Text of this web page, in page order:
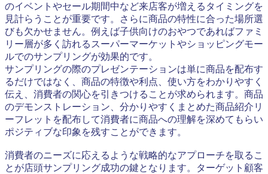
のイベントやセール期間中など来店客が増えるタイミングを
見計らうことが重要です。さらに商品の特性に合った場所選
びも欠かせません。例えば子供向けのおやつであればファミ
リー層が多く訪れるスーパーマーケットやショッピングモー
ルでのサンプリングが効果的です。
サンプリングの際のプレゼンテーションは単に商品を配布す
るだけではなく、商品の特徴や利点、使い方をわかりやすく
伝え、消費者の関心を引きつけることが求められます。商品
のデモンストレーション、分かりやすくまとめた商品紹介リ
ーフレットを配布して消費者に商品への理解を深めてもらい
ポジティブな印象を残すことができます。
消費者のニーズに応えるような戦略的なアプローチを取るこ
とが店頭サンプリング成功の鍵となります。ターゲット顧客